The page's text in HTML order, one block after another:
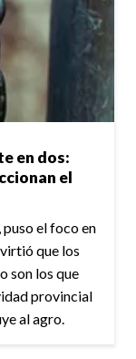
en dos:
el
el foco en
que los
son los que
provincial
al agro.